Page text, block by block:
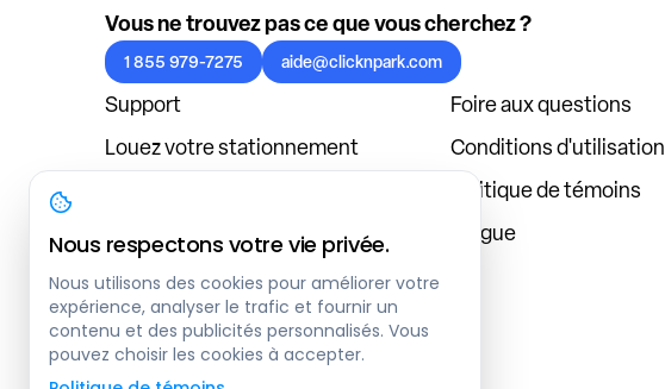
Vous ne trouvez pas ce que vous cherchez ?
1 855 979-7275 aide@clicknpark.com
Support
Foire aux questions
Louez votre stationnement
Conditions d'utilisation
Politique de témoins
À propos
Blogue
Connexion au tableau de bord
Nous respectons votre vie privée.
Nous utilisons des cookies pour améliorer votre
expérience, analyser le trafic et fournir un
contenu et des publicités personnalisés. Vous
pouvez choisir les cookies à accepter.